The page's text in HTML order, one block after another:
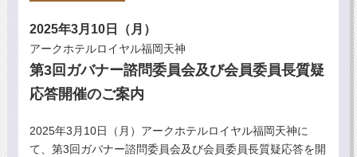
2025年3月10日（月）
アークホテルロイヤル福岡天神
第3回ガバナー諮問委員会及び会員委員長質疑
応答開催のご案内
2025年3月10日（月）アークホテルロイヤル福岡天神に
て、第3回ガバナー諮問委員会及び会員委員長質疑応答を開